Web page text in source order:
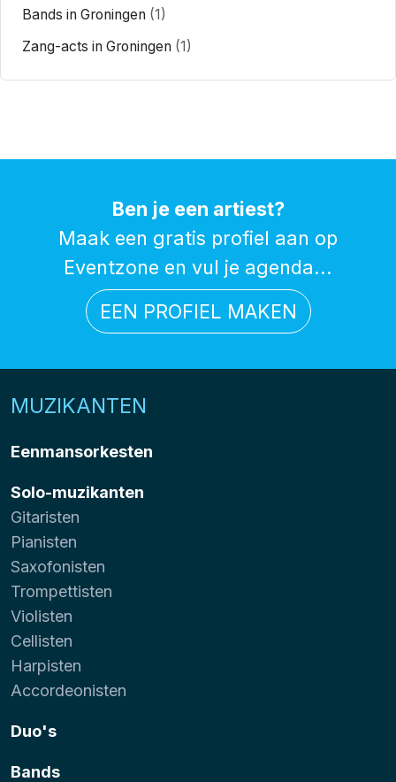
Bands in Groningen (1)
Zang-acts in Groningen (1)
Ben je een artiest?
Maak een gratis profiel aan op
Eventzone en vul je agenda...
EEN PROFIEL MAKEN
MUZIKANTEN
Eenmansorkesten
Solo-muzikanten
Gitaristen
Pianisten
Saxofonisten
Trompettisten
Violisten
Cellisten
Harpisten
Accordeonisten
Duo's
Bands